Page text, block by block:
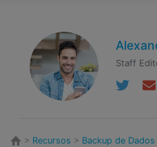
Staff
> Recursos > Backup de